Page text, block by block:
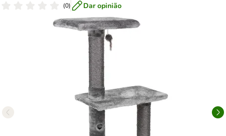
(0) Dar opinião